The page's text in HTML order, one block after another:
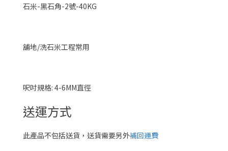
石米-黑石角-2號-40KG
舖地/洗石米工程常用
呎吋規格: 4-6MM直徑
送運方式
此產品不包括送貨，送貨需要另外補回運費